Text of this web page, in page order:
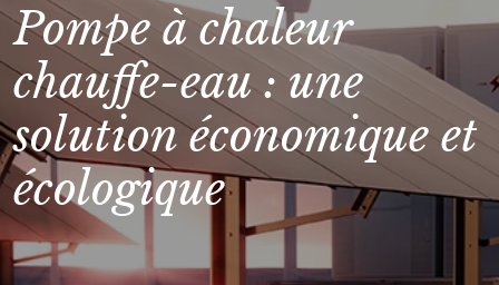
Pompe à chaleur
chauffe-eau : une
solution économique et
écologique